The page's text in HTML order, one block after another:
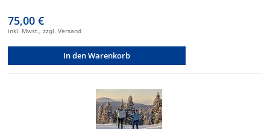
75,00 €
inkl. Mwst., zzgl. Versand
In den Warenkorb